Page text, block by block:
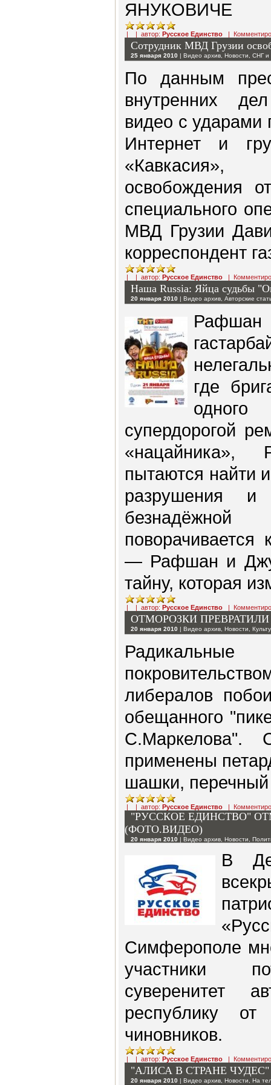
ЯНУКОВИЧЕ
| | автор: Русское Единство |
Сотрудник МВД Грузии
25 января 2010 | Видео архив Новости СНГ и
По данным
внутренних
видео с ударами
Интернет и
освобождения
специального
МВД Грузии
корреспондент
| | автор: Русское Единство |
Наша Russia: Яйца судьбы
20 января 2010 | Видео архив Авторские
где
супердорогой
пытаются найти
разрушения
поворачивается
— Рафшан и
тайну, которая
| | автор: Русское Единство |
ОТМОРОЗКИ
20 января 2010 | Видео архив Новости
либералов
обещанного
С.Маркелова".
применены
шашки, перечный
| | автор: Русское Единство |
"РУССКОЕ ЕДИНСТВО"
(ФОТО.ВИДЕО)
20 января 2010 | Видео архив Новости
В
Симферополе
участники
суверенитет
республику от
чиновников.
| | автор: Русское Единство |
"АЛИСА В СТРАНЕ ЧУДЕС"
20 января 2010 | Видео архив Новости На